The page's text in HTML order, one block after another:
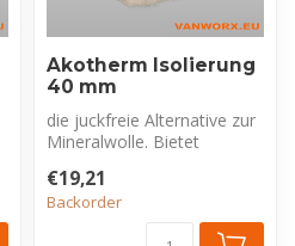
Akotherm Isolierung
40 mm
die juckfreie Alternative zur
Mineralwolle. Bietet
Wärmedämmung un...
€19,21
Backorder